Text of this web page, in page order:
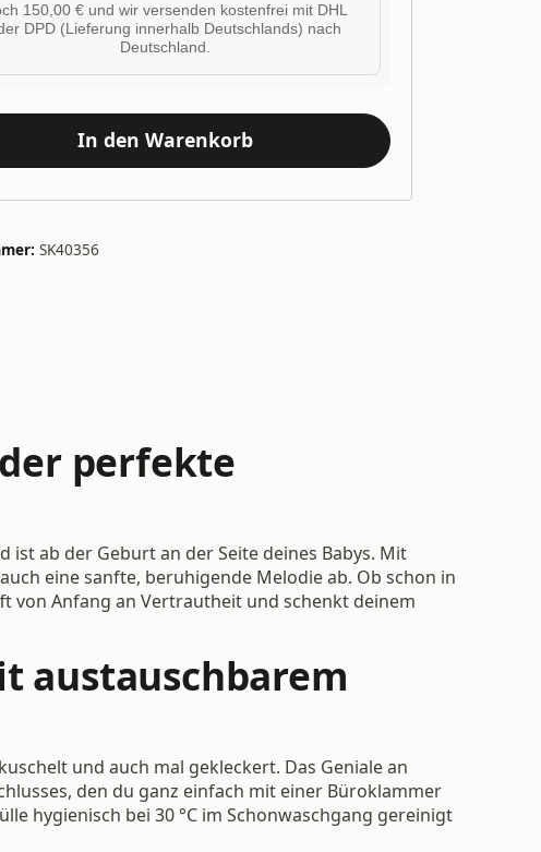
150,00 € und wir versenden kostenfrei mit DHL
DPD (Lieferung innerhalb Deutschlands) nach
Deutschland.
In den Warenkorb
SK40356
perfekte
ab der Geburt an der Seite deines Babys. Mit
eine sanfte, beruhigende Melodie ab. Ob schon in
von Anfang an Vertrautheit und schenkt deinem
austauschbarem
und auch mal gekleckert. Das Geniale an
den du ganz einfach mit einer Büroklammer
hygienisch bei 30 °C im Schonwaschgang gereinigt